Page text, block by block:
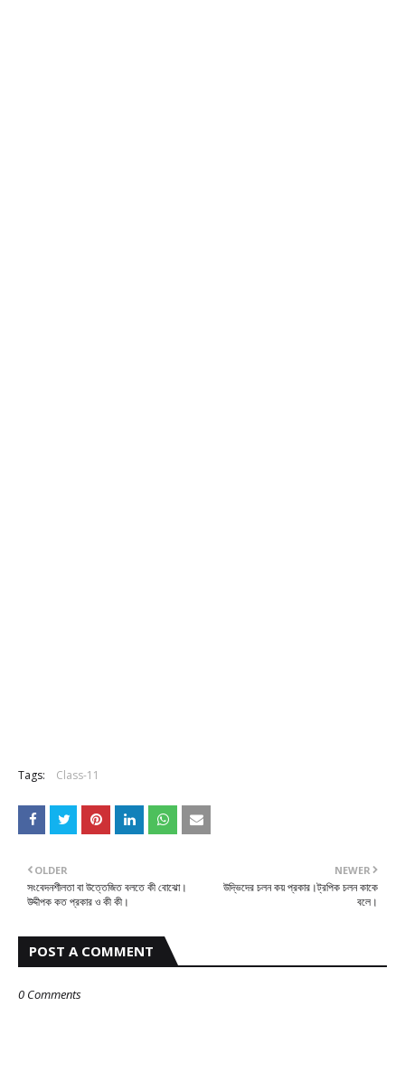
Tags: Class-11
NEWER
উদ্ভিদের চলন কয় প্রকার।ট্রপিক চলন কাকে
বলে।
OLDER
সংবেদনশীলতা বা উত্তেজিত বলতে কী বোঝো।
উদ্দীপক কত প্রকার ও কী কী।
POST A COMMENT
0 Comments